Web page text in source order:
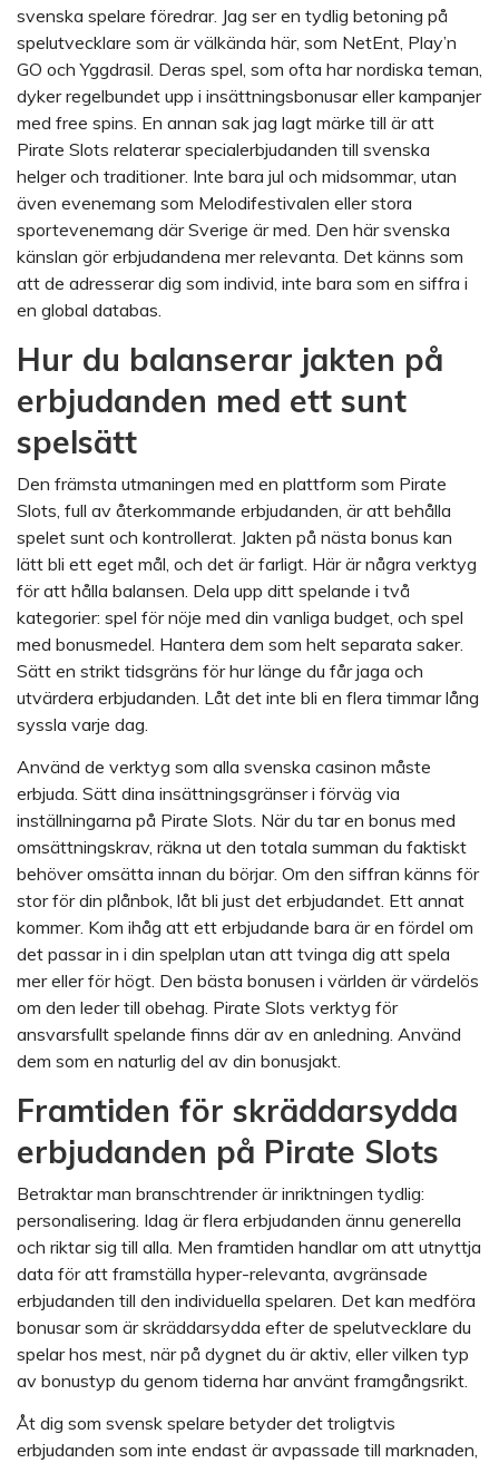
svenska spelare föredrar. Jag ser en tydlig betoning på
spelutvecklare som är välkända här, som NetEnt, Play’n
GO och Yggdrasil. Deras spel, som ofta har nordiska teman,
dyker regelbundet upp i insättningsbonusar eller kampanjer
med free spins. En annan sak jag lagt märke till är att
Pirate Slots relaterar specialerbjudanden till svenska
helger och traditioner. Inte bara jul och midsommar, utan
även evenemang som Melodifestivalen eller stora
sportevenemang där Sverige är med. Den här svenska
känslan gör erbjudandena mer relevanta. Det känns som
att de adresserar dig som individ, inte bara som en siffra i
en global databas.
Hur du balanserar jakten på
erbjudanden med ett sunt
spelsätt
Den främsta utmaningen med en plattform som Pirate
Slots, full av återkommande erbjudanden, är att behålla
spelet sunt och kontrollerat. Jakten på nästa bonus kan
lätt bli ett eget mål, och det är farligt. Här är några verktyg
för att hålla balansen. Dela upp ditt spelande i två
kategorier: spel för nöje med din vanliga budget, och spel
med bonusmedel. Hantera dem som helt separata saker.
Sätt en strikt tidsgräns för hur länge du får jaga och
utvärdera erbjudanden. Låt det inte bli en flera timmar lång
syssla varje dag.
Använd de verktyg som alla svenska casinon måste
erbjuda. Sätt dina insättningsgränser i förväg via
inställningarna på Pirate Slots. När du tar en bonus med
omsättningskrav, räkna ut den totala summan du faktiskt
behöver omsätta innan du börjar. Om den siffran känns för
stor för din plånbok, låt bli just det erbjudandet. Ett annat
kommer. Kom ihåg att ett erbjudande bara är en fördel om
det passar in i din spelplan utan att tvinga dig att spela
mer eller för högt. Den bästa bonusen i världen är värdelös
om den leder till obehag. Pirate Slots verktyg för
ansvarsfullt spelande finns där av en anledning. Använd
dem som en naturlig del av din bonusjakt.
Framtiden för skräddarsydda
erbjudanden på Pirate Slots
Betraktar man branschtrender är inriktningen tydlig:
personalisering. Idag är flera erbjudanden ännu generella
och riktar sig till alla. Men framtiden handlar om att utnyttja
data för att framställa hyper-relevanta, avgränsade
erbjudanden till den individuella spelaren. Det kan medföra
bonusar som är skräddarsydda efter de spelutvecklare du
spelar hos mest, när på dygnet du är aktiv, eller vilken typ
av bonustyp du genom tiderna har använt framgångsrikt.
Åt dig som svensk spelare betyder det troligtvis
erbjudanden som inte endast är avpassade till marknaden,